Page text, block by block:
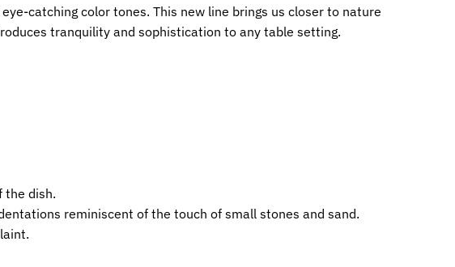
catching color tones. This new line brings us closer to nature
tranquility and sophistication to any table setting.
the dish.
reminiscent of the touch of small stones and sand.